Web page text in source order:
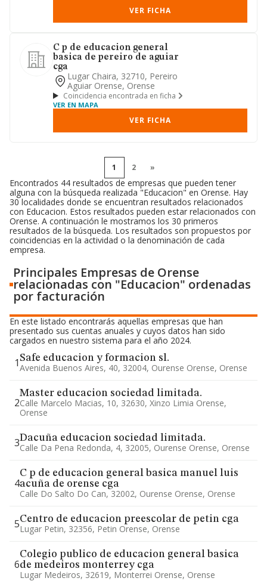
VER FICHA
C p de educacion general
basica de pereiro de aguiar
cga
Lugar Chaira, 32710, Pereiro
Aguiar Orense, Orense
Coincidencia encontrada en ficha
VER EN MAPA
VER FICHA
1 2 »
Encontrados 44 resultados de empresas que pueden tener
alguna con la búsqueda realizada "Educacion" en Orense. Hay
30 localidades donde se encuentran resultados relacionados
con Educacion. Estos resultados pueden estar relacionados con
Orense. A continuación le mostramos los 30 primeros
resultados de la búsqueda. Los resultados son propuestos por
coincidencias en la actividad o la denominación de cada
empresa.
Principales Empresas de Orense
relacionadas con "Educacion" ordenadas
por facturación
En este listado encontrarás aquellas empresas que han
presentado sus cuentas anuales y cuyos datos han sido
cargados en nuestro sistema para el año 2024.
1 Safe educacion y formacion sl.
Avenida Buenos Aires, 40, 32004, Ourense Orense, Orense
2
Master educacion sociedad limitada.
Calle Marcelo Macias, 10, 32630, Xinzo Limia Orense,
Orense
3Dacuña educacion sociedad limitada.
Calle Da Pena Redonda, 4, 32005, Ourense Orense, Orense
4
C p de educacion general basica manuel luis
acuña de orense cga
Calle Do Salto Do Can, 32002, Ourense Orense, Orense
5Centro de educacion preescolar de petin cga
Lugar Petin, 32356, Petin Orense, Orense
6
Colegio publico de educacion general basica
de medeiros monterrey cga
Lugar Medeiros, 32619, Monterrei Orense, Orense